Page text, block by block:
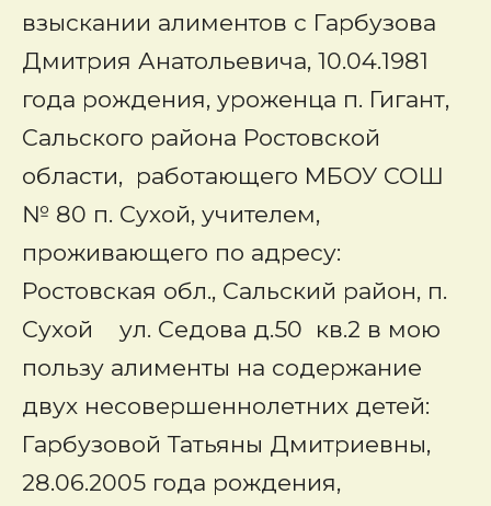
взыскании алиментов с Гарбузова
Дмитрия Анатольевича, 10.04.1981
года рождения, уроженца п. Гигант,
Сальского района Ростовской
области, работающего МБОУ СОШ
№ 80 п. Сухой, учителем,
проживающего по адресу:
Ростовская обл., Сальский район, п.
Сухой ул. Седова д.50 кв.2 в мою
пользу алименты на содержание
двух несовершеннолетних детей:
Гарбузовой Татьяны Дмитриевны,
28.06.2005 года рождения,